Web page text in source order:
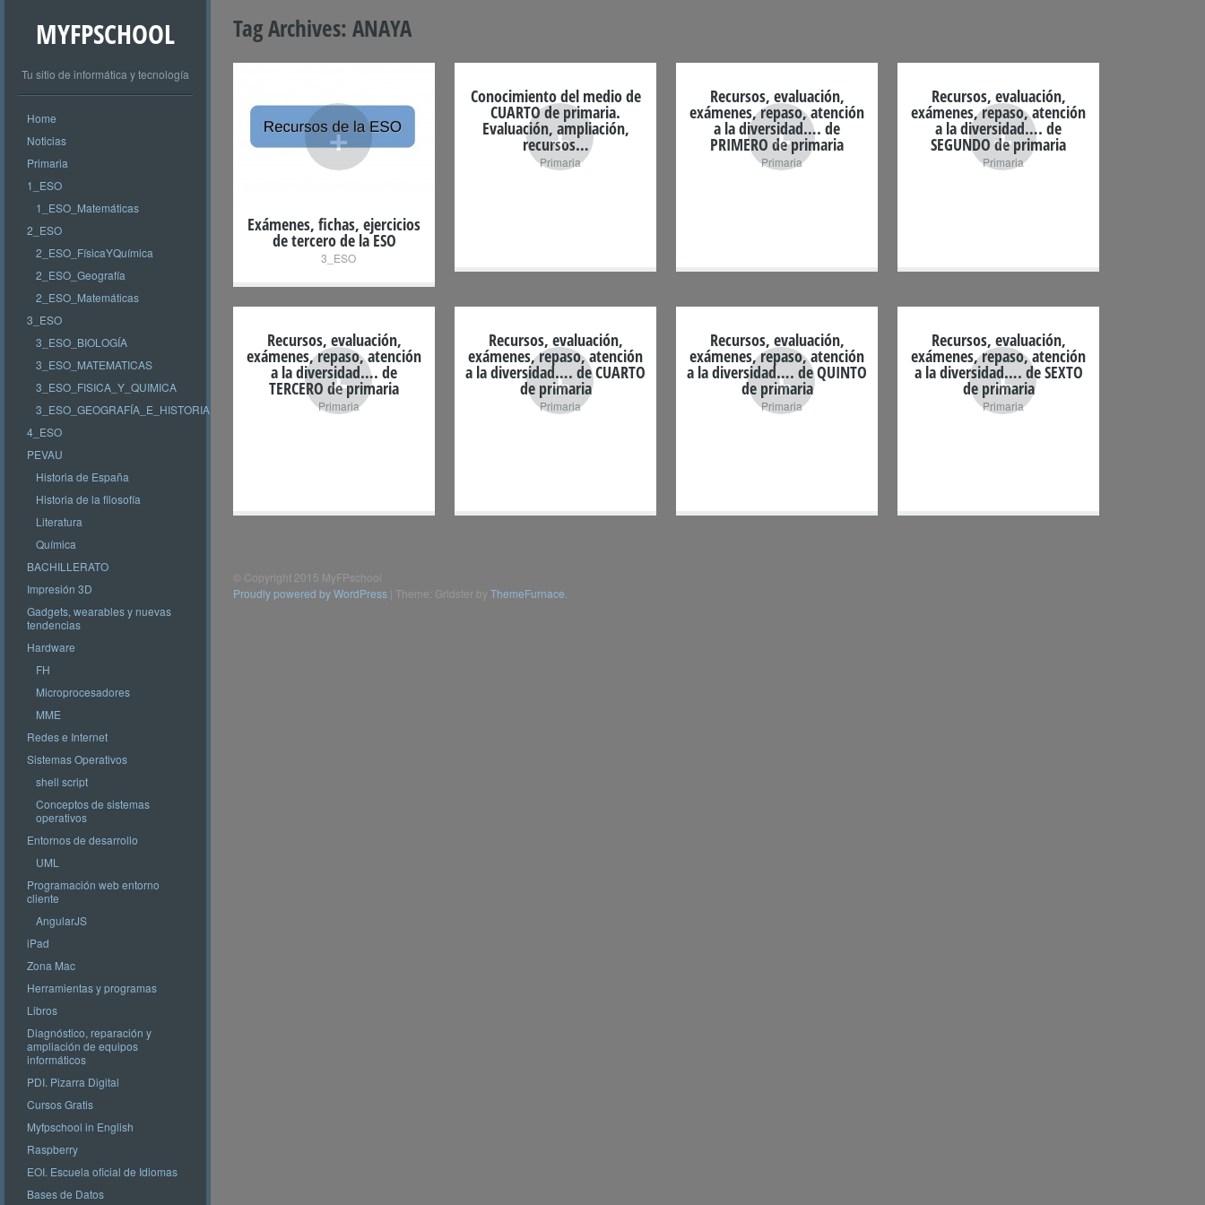
MYFPSCHOOL
Tu sitio de informática y tecnología
Home
Noticias
Primaria
1_ESO
1_ESO_Matemáticas
2_ESO
2_ESO_FísicaYQuímica
2_ESO_Geografía
2_ESO_Matemáticas
3_ESO
3_ESO_BIOLOGÍA
3_ESO_MATEMATICAS
3_ESO_FISICA_Y_QUIMICA
3_ESO_GEOGRAFÍA_E_HISTORIA
4_ESO
PEVAU
Historia de España
Historia de la filosofía
Literatura
Química
BACHILLERATO
Impresión 3D
Gadgets, wearables y nuevas
tendencias
Hardware
FH
Microprocesadores
MME
Redes e Internet
Sistemas Operativos
shell script
Conceptos de sistemas
operativos
Entornos de desarrollo
UML
Programación web entorno
cliente
AngularJS
iPad
Zona Mac
Herramientas y programas
Libros
Diagnóstico, reparación y
ampliación de equipos
informáticos
PDI. Pizarra Digital
Cursos Gratis
Myfpschool in English
Raspberry
EOI. Escuela oficial de Idiomas
Bases de Datos
Tag Archives: ANAYA
+
Exámenes, fichas, ejercicios
de tercero de la ESO
3_ESO
+
Conocimiento del medio de
CUARTO de primaria.
Evaluación, ampliación,
recursos…
Primaria +
Recursos, evaluación,
exámenes, repaso, atención
a la diversidad…. de
PRIMERO de primaria
Primaria +
Recursos, evaluación,
exámenes, repaso, atención
a la diversidad…. de
SEGUNDO de primaria
Primaria
+
Recursos, evaluación,
exámenes, repaso, atención
a la diversidad…. de
TERCERO de primaria
Primaria +
Recursos, evaluación,
exámenes, repaso, atención
a la diversidad…. de CUARTO
de primaria
Primaria +
Recursos, evaluación,
exámenes, repaso, atención
a la diversidad…. de QUINTO
de primaria
Primaria +
Recursos, evaluación,
exámenes, repaso, atención
a la diversidad…. de SEXTO
de primaria
Primaria
© Copyright 2015 MyFPschool
Proudly powered by WordPress Theme: Gridster by ThemeFurnace